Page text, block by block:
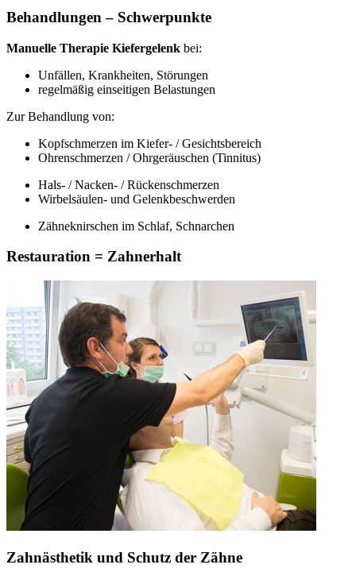
Behandlungen – Schwerpunkte
Manuelle Therapie Kiefergelenk bei:
Unfällen, Krankheiten, Störungen
regelmäßig einseitigen Belastungen
Zur Behandlung von:
Kopfschmerzen im Kiefer- / Gesichtsbereich
Ohrenschmerzen / Ohrgeräuschen (Tinnitus)
Hals- / Nacken- / Rückenschmerzen
Wirbelsäulen- und Gelenkbeschwerden
Zähneknirschen im Schlaf, Schnarchen
Restauration = Zahnerhalt
Zahnästhetik und Schutz der Zähne